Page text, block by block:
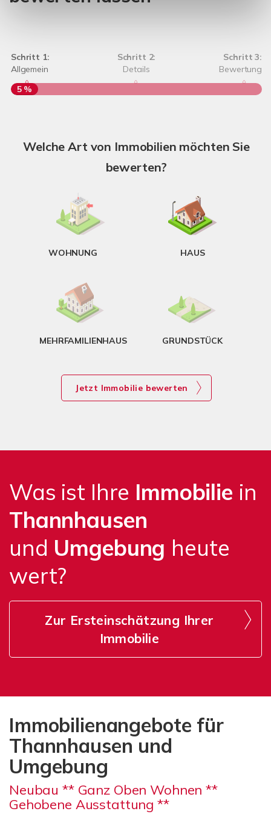
Schritt 1:
Allgemein
Schritt 2:
Details
Schritt 3:
Bewertung
5 %
Welche Art von Immobilien möchten Sie
bewerten?
WOHNUNG HAUS
MEHRFAMILIENHAUS GRUNDSTÜCK
Jetzt Immobilie bewerten
Was ist Ihre Immobilie in
Thannhausen
und Umgebung heute
wert?
Zur Ersteinschätzung Ihrer
Immobilie
Immobilienangebote für
Thannhausen und
Umgebung
Neubau ** Ganz Oben Wohnen **
Gehobene Ausstattung **